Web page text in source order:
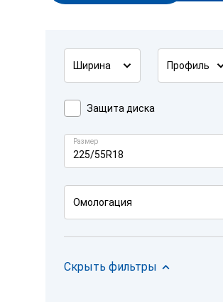
Ширина Профиль
Защита диска
Размер
225/55R18
Омологация
Скрыть фильтры